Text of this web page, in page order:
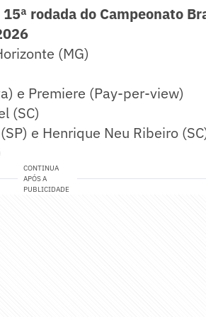
15ª rodada do Campeonato
(MG)
e Premiere (Pay-per-view)
(SC)
e Henrique Neu Ribeiro
CONTINUA
APÓS A
PUBLICIDADE